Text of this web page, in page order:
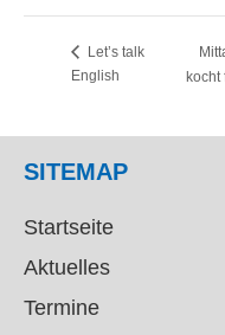
Let’s talk
English
kocht
SITEMAP
Startseite
Aktuelles
Termine